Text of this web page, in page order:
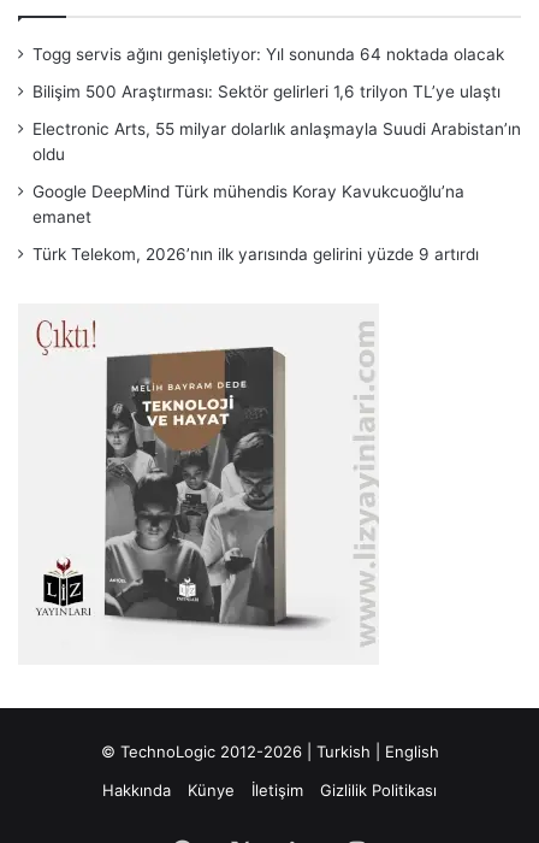
Togg servis ağını genişletiyor: Yıl sonunda 64 noktada olacak
Bilişim 500 Araştırması: Sektör gelirleri 1,6 trilyon TL’ye ulaştı
Electronic Arts, 55 milyar dolarlık anlaşmayla Suudi Arabistan’ın
oldu
Google DeepMind Türk mühendis Koray Kavukcuoğlu’na
emanet
Türk Telekom, 2026’nın ilk yarısında gelirini yüzde 9 artırdı
© TechnoLogic 2012-2026 | Turkish
English
Hakkında
Künye İletişim Gizlilik Politikası